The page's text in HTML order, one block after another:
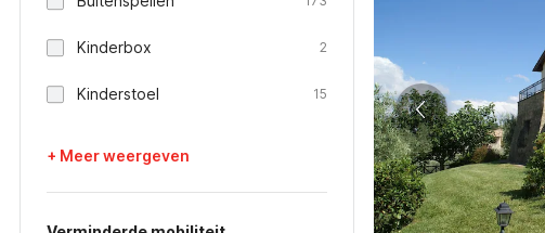
Kinderbox 2
Kinderstoel 15
+ Meer weergeven